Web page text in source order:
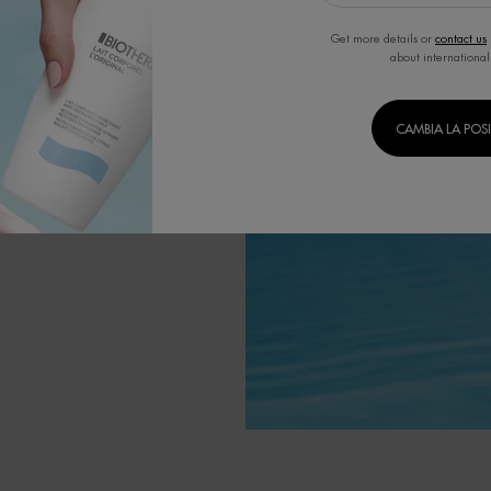
di
di
Get more details or contact us
about international
CAMBIA LA